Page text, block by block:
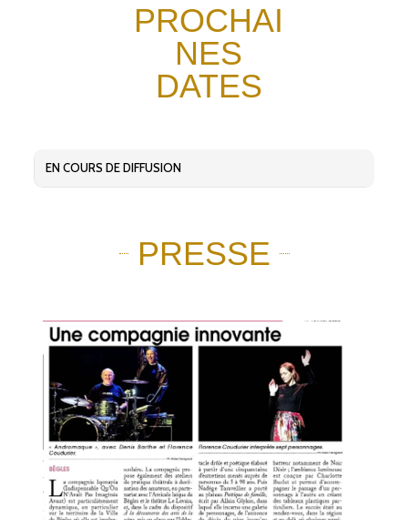
PROCHAI
NES
DATES
EN COURS DE DIFFUSION
PRESSE